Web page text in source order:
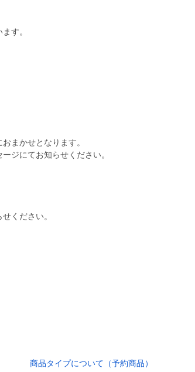
す。
まかせとなります。
ジにてお知らせください。
ください。
商品タイプについて（予約商品）